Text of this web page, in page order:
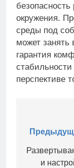
безопасность
окружения.
среды под
может занять
гарантия
перспективе
по
и